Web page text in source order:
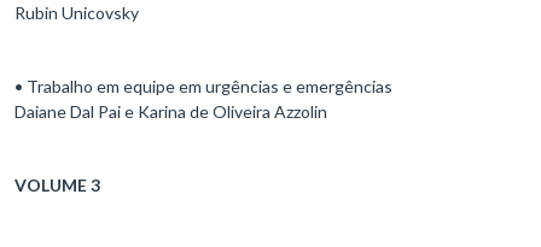
Rubin Unicovsky
• Trabalho em equipe em urgências e emergências
Daiane Dal Pai e Karina de Oliveira Azzolin
VOLUME 3